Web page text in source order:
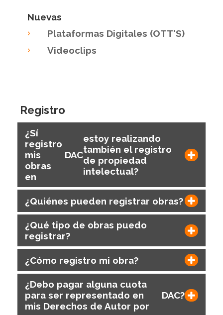
Nuevas
Plataformas Digitales (OTT'S)
Videoclips
Registro
¿Sí
registro
mis
obras
en
DAC
estoy realizando
también el registro
de propiedad
intelectual?
¿Quiénes pueden registrar obras?
¿Qué tipo de obras puedo
registrar?
¿Cómo registro mi obra?
¿Debo pagar alguna cuota
para ser representado en
mis Derechos de Autor por
DAC?